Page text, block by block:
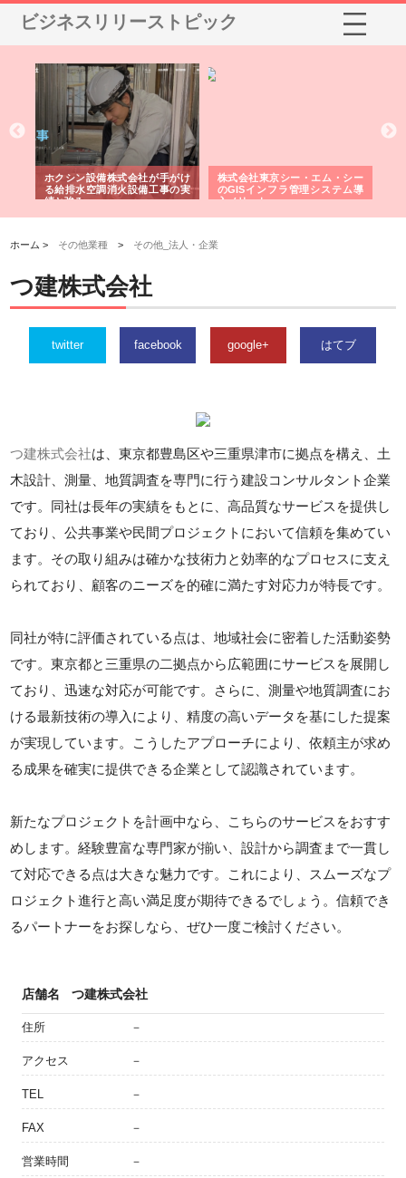
ビジネスリリーストピック
ホクシン設備株式会社が手がけ
る給排水空調消火設備工事の実
績と強み
株式会社東京シー・エム・シー
のGISインフラ管理システム導
入メリット
ホーム > その他業種 > その他_法人・企業
つ建株式会社
twitter facebook google+ はてブ
つ建株式会社は、東京都豊島区や三重県津市に拠点を構え、土
木設計、測量、地質調査を専門に行う建設コンサルタント企業
です。同社は長年の実績をもとに、高品質なサービスを提供し
ており、公共事業や民間プロジェクトにおいて信頼を集めてい
ます。その取り組みは確かな技術力と効率的なプロセスに支え
られており、顧客のニーズを的確に満たす対応力が特長です。
同社が特に評価されている点は、地域社会に密着した活動姿勢
です。東京都と三重県の二拠点から広範囲にサービスを展開し
ており、迅速な対応が可能です。さらに、測量や地質調査にお
ける最新技術の導入により、精度の高いデータを基にした提案
が実現しています。こうしたアプローチにより、依頼主が求め
る成果を確実に提供できる企業として認識されています。
新たなプロジェクトを計画中なら、こちらのサービスをおすす
めします。経験豊富な専門家が揃い、設計から調査まで一貫し
て対応できる点は大きな魅力です。これにより、スムーズなプ
ロジェクト進行と高い満足度が期待できるでしょう。信頼でき
るパートナーをお探しなら、ぜひ一度ご検討ください。
店舗名 つ建株式会社
住所 －
アクセス －
TEL －
FAX －
営業時間 －